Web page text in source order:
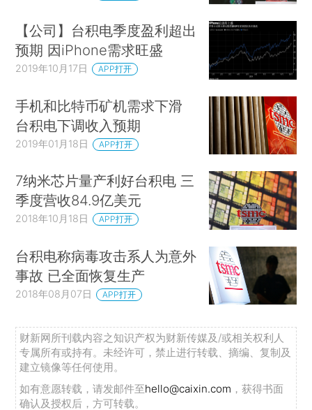
【公司】台积电季度盈利超出
预期 因iPhone需求旺盛
2019年10月17日 APP打开
手机和比特币矿机需求下滑
台积电下调收入预期
2019年01月18日 APP打开
7纳米芯片量产利好台积电 三
季度营收84.9亿美元
2018年10月18日 APP打开
台积电称病毒攻击系人为意外
事故 已全面恢复生产
2018年08月07日 APP打开
财新网所刊载内容之知识产权为财新传媒及/或相关权利人
专属所有或持有。未经许可，禁止进行转载、摘编、复制及
建立镜像等任何使用。
如有意愿转载，请发邮件至hello@caixin.com ，获得书面
确认及授权后，方可转载。